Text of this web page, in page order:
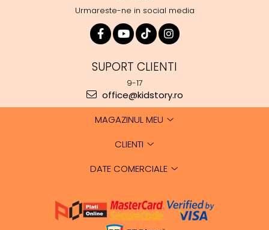
Urmareste-ne in social media
SUPORT CLIENTI
9-17
office@kidstory.ro
MAGAZINUL MEU
CLIENTI
DATE COMERCIALE